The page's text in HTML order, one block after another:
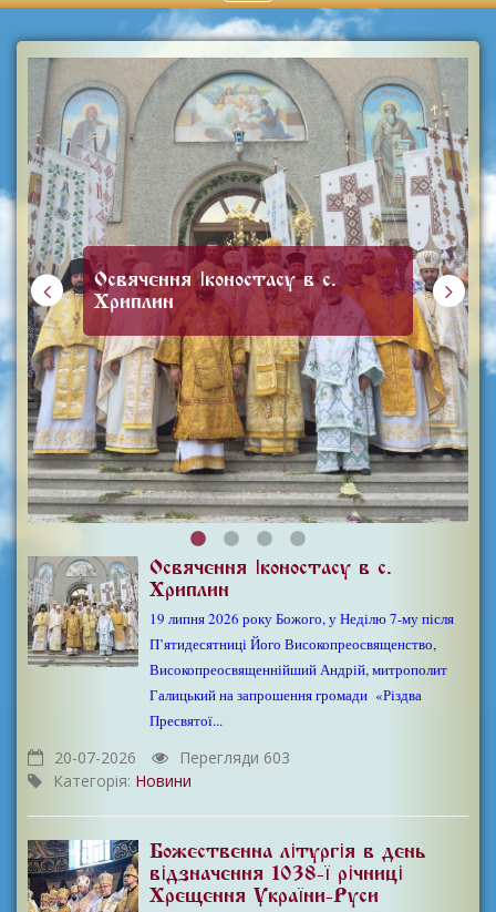
Освячення Іконостасу в с.
Хриплин
19 липня 2026 року Божого, у Неділю 7-му після
П’ятидесятниці Його Високопреосвященство,
Високопреосвященнійший Андрій, митрополит
Галицький на запрошення громади «Різдва
Пресвятої...
20-07-2026
Перегляди 603
Категорія: Новини
Божественна літургія в день
відзначення 1038-ї річниці
Хрещення України-Руси